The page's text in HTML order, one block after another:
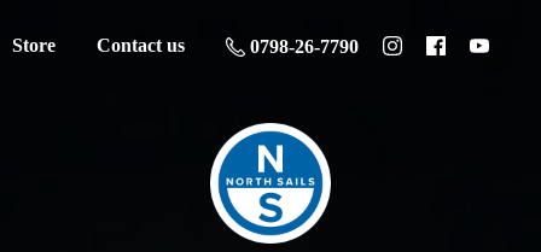
Store Contact us 0798-26-7790